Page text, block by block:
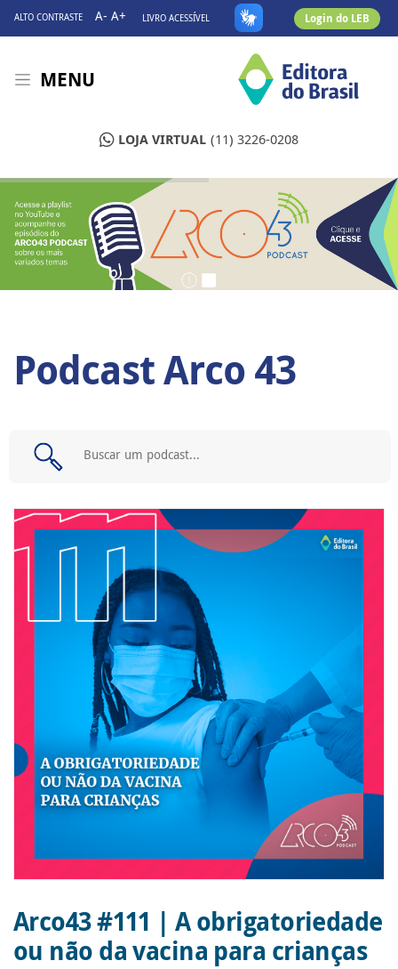
ALTO CONTRASTE A- A+ LIVRO ACESSÍVEL Login do LEB
MENU
LOJA VIRTUAL (11) 3226-0208
Podcast Arco 43
Arco43 #111 | A obrigatoriedade
ou não da vacina para crianças